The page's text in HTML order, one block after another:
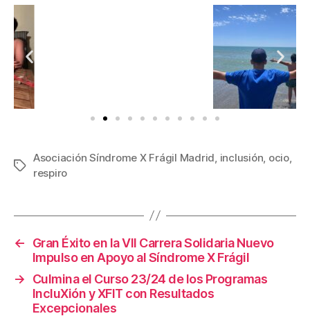
Asociación Síndrome X Frágil Madrid inclusión ocio,
respiro
←
Gran Éxito en la VII Carrera Solidaria Nuevo
Impulso en Apoyo al Síndrome X Frágil
→
Culmina el Curso 23/24 de los Programas
IncluXión y XFIT con Resultados
Excepcionales